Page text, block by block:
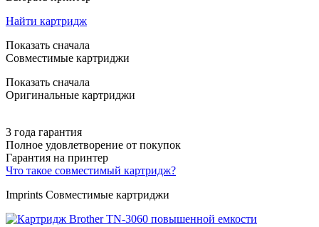
Найти картридж
Показать сначала
Совместимые картриджи
Показать сначала
Оригинальные картриджи
3 года гарантия
Полное удовлетворение от покупок
Гарантия на принтер
Что такое совместимый картридж?
Imprints Совместимые картриджи